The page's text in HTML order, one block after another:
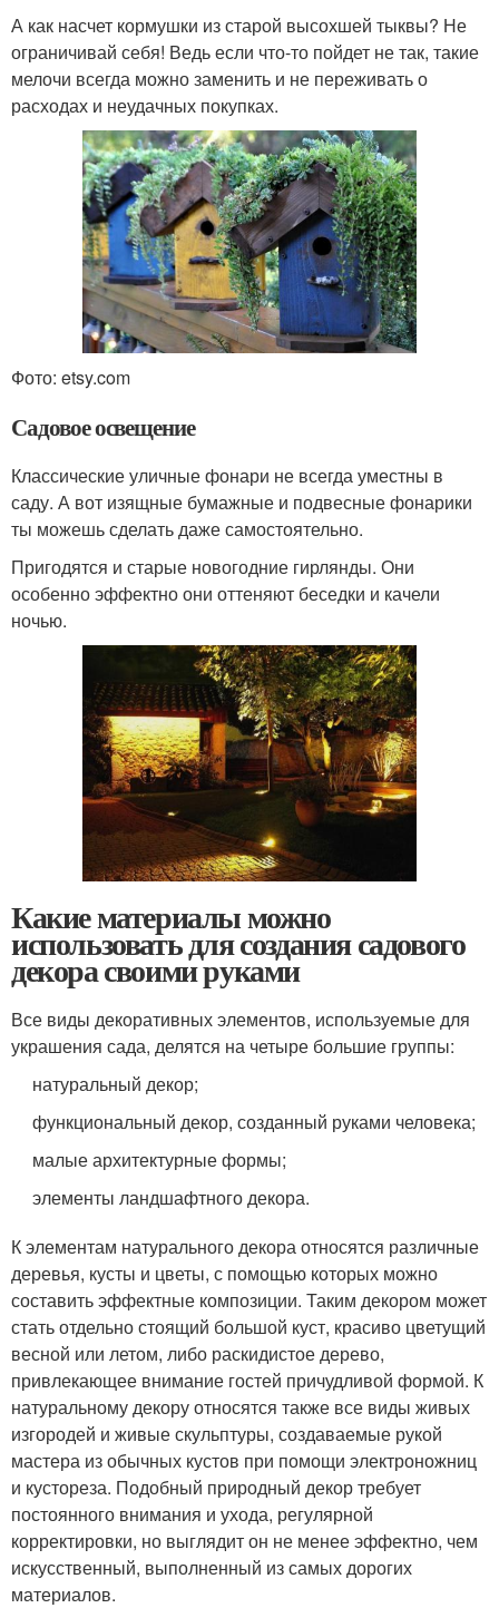
А как насчет кормушки из старой высохшей тыквы? Не
ограничивай себя! Ведь если что-то пойдет не так, такие
мелочи всегда можно заменить и не переживать о
расходах и неудачных покупках.
Фото: etsy.com
Садовое освещение
Классические уличные фонари не всегда уместны в
саду. А вот изящные бумажные и подвесные фонарики
ты можешь сделать даже самостоятельно.
Пригодятся и старые новогодние гирлянды. Они
особенно эффектно они оттеняют беседки и качели
ночью.
Какие материалы можно
использовать для создания садового
декора своими руками
Все виды декоративных элементов, используемые для
украшения сада, делятся на четыре большие группы:
натуральный декор;
функциональный декор, созданный руками человека;
малые архитектурные формы;
элементы ландшафтного декора.
К элементам натурального декора относятся различные
деревья, кусты и цветы, с помощью которых можно
составить эффектные композиции. Таким декором может
стать отдельно стоящий большой куст, красиво цветущий
весной или летом, либо раскидистое дерево,
привлекающее внимание гостей причудливой формой. К
натуральному декору относятся также все виды живых
изгородей и живые скульптуры, создаваемые рукой
мастера из обычных кустов при помощи электроножниц
и кустореза. Подобный природный декор требует
постоянного внимания и ухода, регулярной
корректировки, но выглядит он не менее эффектно, чем
искусственный, выполненный из самых дорогих
материалов.